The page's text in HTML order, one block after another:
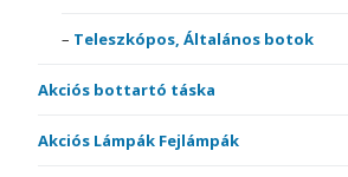
Teleszkópos, Általános botok
Akciós bottartó táska
Akciós Lámpák Fejlámpák